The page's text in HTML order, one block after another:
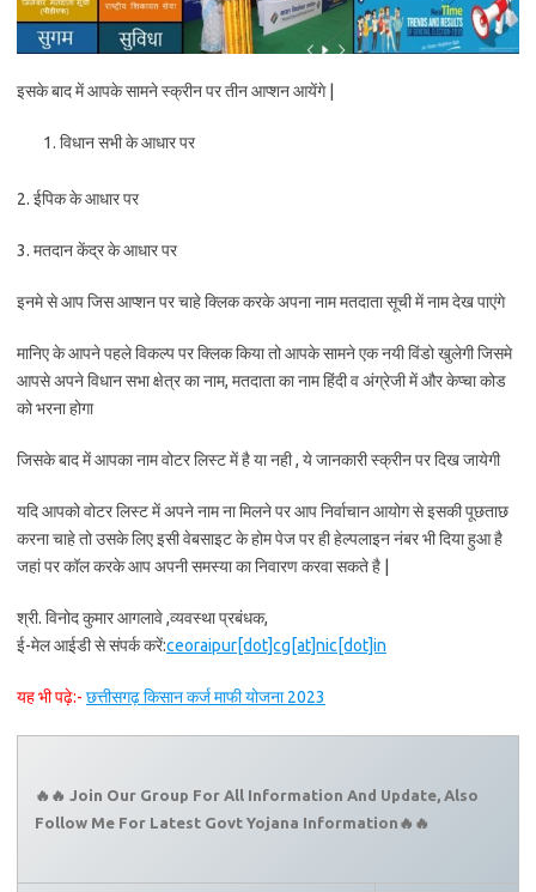
इसके बाद में आपके सामने स्क्रीन पर तीन आप्शन आयेंगे |
विधान सभी के आधार पर
2. ईपिक के आधार पर
3. मतदान केंद्र के आधार पर
इनमे से आप जिस आप्शन पर चाहे क्लिक करके अपना नाम मतदाता सूची में नाम देख पाएंगे
मानिए के आपने पहले विकल्प पर क्लिक किया तो आपके सामने एक नयी विंडो खुलेगी जिसमे
आपसे अपने विधान सभा क्षेत्र का नाम, मतदाता का नाम हिंदी व अंग्रेजी में और केप्चा कोड
को भरना होगा
जिसके बाद में आपका नाम वोटर लिस्ट में है या नही , ये जानकारी स्क्रीन पर दिख जायेगी
यदि आपको वोटर लिस्ट में अपने नाम ना मिलने पर आप निर्वाचान आयोग से इसकी पूछताछ
करना चाहे तो उसके लिए इसी वेबसाइट के होम पेज पर ही हेल्पलाइन नंबर भी दिया हुआ है
जहां पर कॉल करके आप अपनी समस्या का निवारण करवा सकते है |
श्री. विनोद कुमार आगलावे ,व्यवस्था प्रबंधक,
ई-मेल आईडी से संपर्क करें:ceoraipur[dot]cg[at]nic[dot]in
यह भी पढ़े:- छत्तीसगढ़ किसान कर्ज माफी योजना 2023
🔥🔥 Join Our Group For All Information And Update, Also
Follow Me For Latest Govt Yojana Information🔥🔥